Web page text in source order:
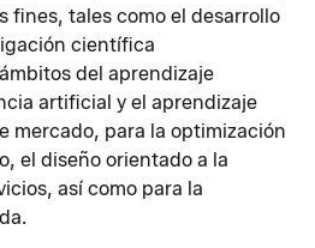
fines, tales como el desarrollo
científica
del aprendizaje
artificial y el aprendizaje
mercado, para la optimización
el diseño orientado a la
así como para la